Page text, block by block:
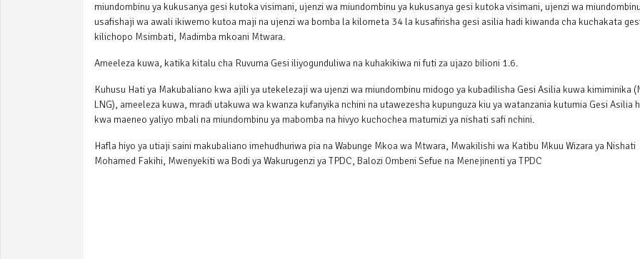
miundombinu ya kukusanya gesi kutoka visimani, ujenzi wa miundombinu ya kukusanya gesi kutoka visimani, ujenzi wa
usafishaji wa awali ikiwemo kutoa maji na ujenzi wa bomba la kilometa 34 la kusafirisha gesi asilia hadi kiwanda cha kuchakata
kilichopo Msimbati, Madimba mkoani Mtwara.
Ameeleza kuwa, katika kitalu cha Ruvuma Gesi iliyogunduliwa na kuhakikiwa ni futi za ujazo bilioni 1.6.
Kuhusu Hati ya Makubaliano kwa ajili ya utekelezaji wa ujenzi wa miundombinu midogo ya kubadilisha Gesi Asilia kuwa kimiminika
LNG), ameeleza kuwa, mradi utakuwa wa kwanza kufanyika nchini na utawezesha kupunguza kiu ya watanzania kutumia Gesi Asilia
kwa maeneo yaliyo mbali na miundombinu ya mabomba na hivyo kuchochea matumizi ya nishati safi nchini.
Hafla hiyo ya utiaji saini makubaliano imehudhuriwa pia na Wabunge Mkoa wa Mtwara, Mwakilishi wa Katibu Mkuu Wizara ya Nishati
Mohamed Fakihi, Mwenyekiti wa Bodi ya Wakurugenzi ya TPDC, Balozi Ombeni Sefue na Menejinenti ya TPDC